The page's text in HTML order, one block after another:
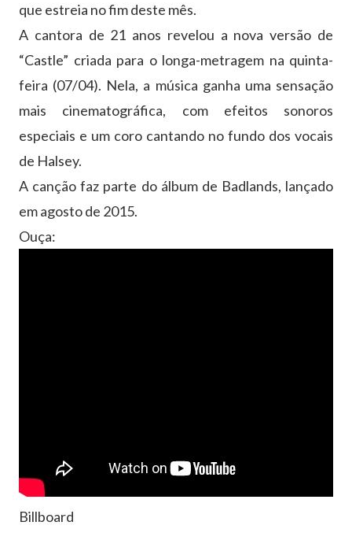
que estreia no fim deste mês.
A cantora de 21 anos revelou a nova versão de
“Castle” criada para o longa-metragem na quinta-
feira (07/04). Nela, a música ganha uma sensação
mais cinematográfica, com efeitos sonoros
especiais e um coro cantando no fundo dos vocais
de Halsey.
A canção faz parte do álbum de Badlands, lançado
em agosto de 2015.
Ouça:
Billboard